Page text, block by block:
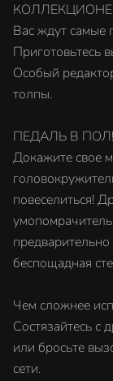
Вас ждут
Приготовьтесь
Особый
толпы.
ПЕДАЛЬ В ПОЛ!
Докажите свое
повеселиться!
беспощадная
Чем сложнее
Состязайтесь с
или бросьте
сети.